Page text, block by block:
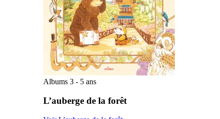
Albums 3 - 5 ans
L’auberge de la forêt